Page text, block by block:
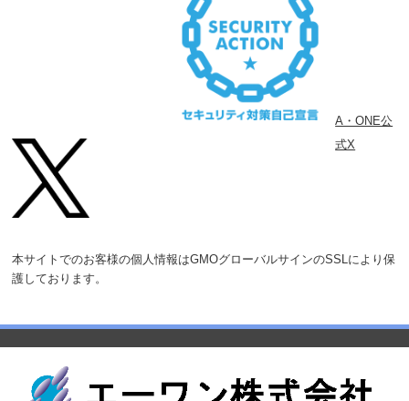
A・ONE公
式X
本サイトでのお客様の個人情報はGMOグローバルサインのSSLにより保
護しております。